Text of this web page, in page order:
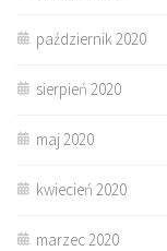
październik 2020
sierpień 2020
maj 2020
kwiecień 2020
marzec 2020